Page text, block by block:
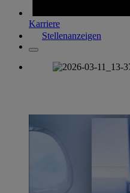
Karriere
Stellenanzeigen